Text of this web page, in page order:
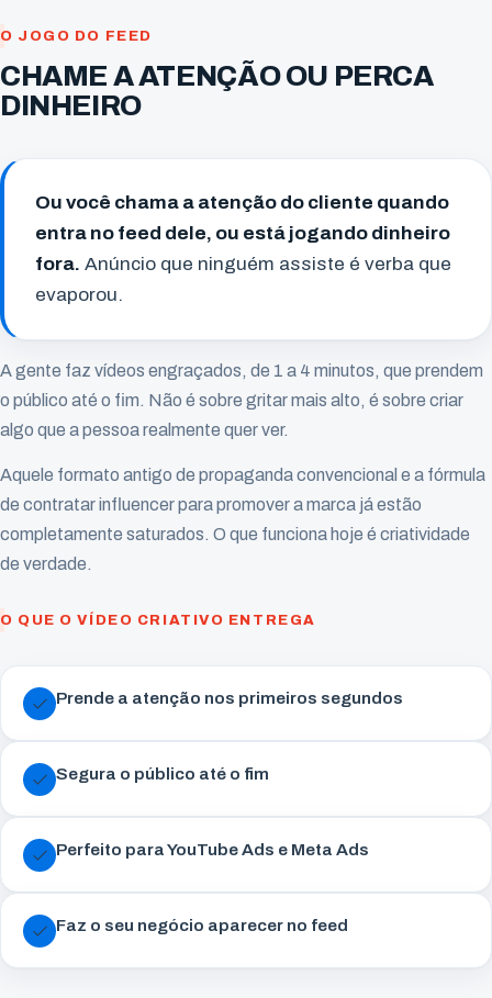
O JOGO DO FEED
CHAME A ATENÇÃO OU PERCA
DINHEIRO
Ou você chama a atenção do cliente quando
entra no feed dele, ou está jogando dinheiro
fora. Anúncio que ninguém assiste é verba que
evaporou.
A gente faz vídeos engraçados, de 1 a 4 minutos, que prendem
o público até o fim. Não é sobre gritar mais alto, é sobre criar
algo que a pessoa realmente quer ver.
Aquele formato antigo de propaganda convencional e a fórmula
de contratar influencer para promover a marca já estão
completamente saturados. O que funciona hoje é criatividade
de verdade.
O QUE O VÍDEO CRIATIVO ENTREGA
Prende a atenção nos primeiros segundos
Segura o público até o fim
Perfeito para YouTube Ads e Meta Ads
Faz o seu negócio aparecer no feed